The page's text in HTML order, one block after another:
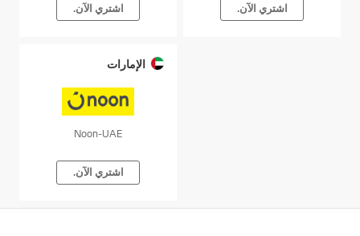
اشتري الآن. اشتري الآن.
الإمارات
Noon-UAE
اشتري الآن.